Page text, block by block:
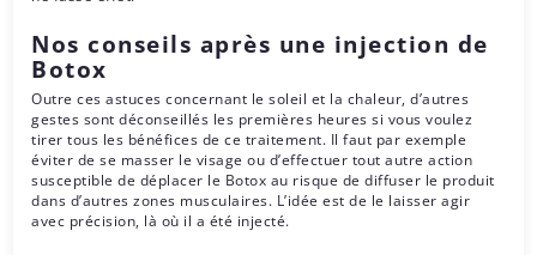
Nos conseils après une injection de
Botox
Outre ces astuces concernant le soleil et la chaleur, d’autres
gestes sont déconseillés les premières heures si vous voulez
tirer tous les bénéfices de ce traitement. Il faut par exemple
éviter de se masser le visage ou d’effectuer tout autre action
susceptible de déplacer le Botox au risque de diffuser le produit
dans d’autres zones musculaires. L’idée est de le laisser agir
avec précision, là où il a été injecté.